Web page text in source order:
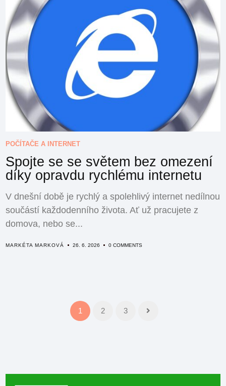
POČÍTAČE A INTERNET
Spojte se se světem bez omezení
díky opravdu rychlému internetu
V dnešní době je rychlý a spolehlivý internet nedílnou
součástí každodenního života. Ať už pracujete z
domova, nebo se...
MARKÉTA MARKOVÁ 26. 6. 2026 0 COMMENTS
1 2 3